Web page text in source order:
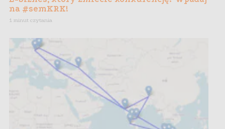
na #semKRK!
1 minut czytania